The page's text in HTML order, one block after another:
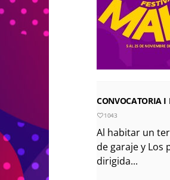
CONVOCATORIA I
1043
Al habitar un
de garaje y Los
dirigida...